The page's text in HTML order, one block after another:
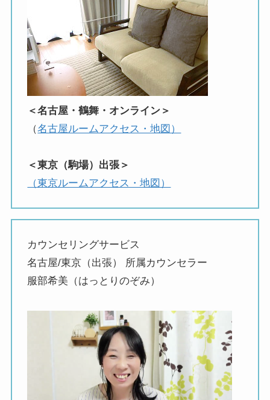
＜名古屋・鶴舞・オンライン＞
（名古屋ルームアクセス・地図）
＜東京（駒場）出張＞
（東京ルームアクセス・地図）
カウンセリングサービス
名古屋/東京（出張） 所属カウンセラー
服部希美（はっとりのぞみ）